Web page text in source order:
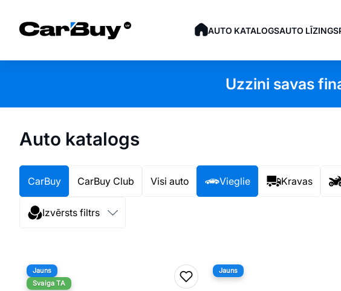
AUTO KATALOGSAUTO LĪZINGS
Uzzini savas
Auto katalogs
CarBuy CarBuy Club Visi auto Vieglie Kravas
Izvērsts filtrs
Pievienot favorītiem
Jauns
Svaiga TA
Jauns